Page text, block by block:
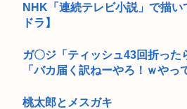
NHK「連続テレビ小説」で描い
ドラ】
ガ〇ジ「ティッシュ43回折った
「バカ届く訳ねーやろ！ｗやっ
桃太郎とメスガキ